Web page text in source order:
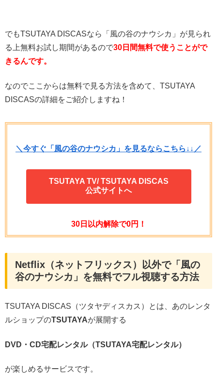
でもTSUTAYA DISCASなら「風の谷のナウシカ」が見られ
る上無料お試し期間があるので30日間無料で使うことがで
きるんです。
なのでここからは無料で見る方法を含めて、TSUTAYA
DISCASの詳細をご紹介しますね！
＼今すぐ「風の谷のナウシカ」を見るならこちら↓↓／
TSUTAYA TV/ TSUTAYA DISCAS
公式サイトへ
30日以内解除で0円！
Netflix（ネットフリックス）以外で「風の
谷のナウシカ」を無料でフル視聴する方法
TSUTAYA DISCAS（ツタヤディスカス）とは、あのレンタ
ルショップのTSUTAYAが展開する
DVD・CD宅配レンタル（TSUTAYA宅配レンタル）
が楽しめるサービスです。